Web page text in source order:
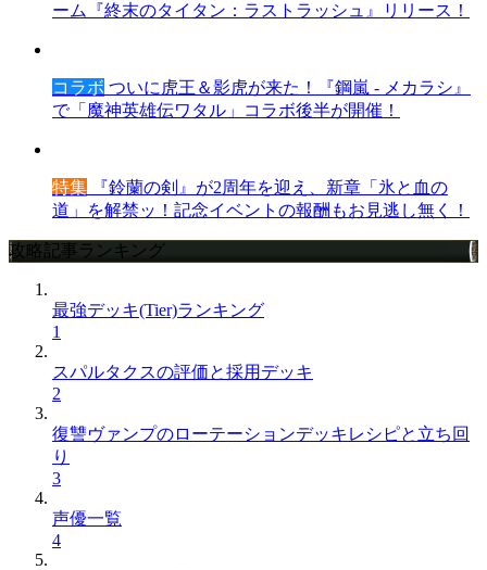
ーム『終末のタイタン：ラストラッシュ』リリース！
コラボ ついに虎王＆影虎が来た！『鋼嵐 - メカラシ』
で「魔神英雄伝ワタル」コラボ後半が開催！
特集 『鈴蘭の剣』が2周年を迎え、新章「氷と血の
道」を解禁ッ！記念イベントの報酬もお見逃し無く！
攻略記事ランキング
最強デッキ(Tier)ランキング
1
スパルタクスの評価と採用デッキ
2
復讐ヴァンプのローテーションデッキレシピと立ち回
り
3
声優一覧
4